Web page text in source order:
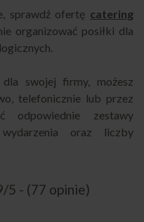
sprawdź ofertę catering
organizować posiłki dla
swojej firmy, możesz
telefonicznie lub przez
odpowiednie zestawy
oraz liczby
5 - (77 opinie)